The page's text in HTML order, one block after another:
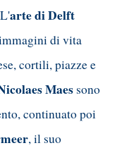
arte di Delft
di vita
cortili, piazze e
Maessono
continuato poi
, il suo